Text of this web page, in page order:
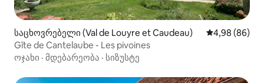
საცხოვრებელი (Val de Louyre et Caudeau) საშუალო
4,98 (86)
Gîte de Cantelaube - Les pivoines
ოჯახი · მდებარეობა · სიზუსტე